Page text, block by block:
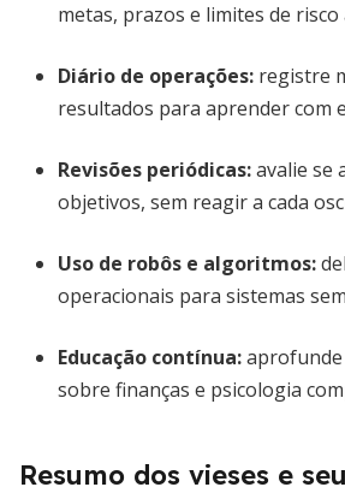
metas, prazos e limites de
Diário de operações: registre
resultados para aprender com
Revisões periódicas:avalie se
objetivos, sem reagir a cada
Uso de robôs e algoritmos:
operacionais para sistemas
Educação contínua:
sobre finanças e psicologia
Resumo dos vieses e